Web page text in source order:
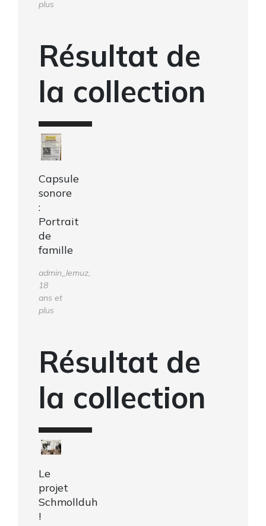
plus
Résultat de
la collection
Capsule
sonore
:
Portrait
de
famille
admin_lemuz,
18
ans et
plus
Résultat de
la collection
Le
projet
Schmollduh
!